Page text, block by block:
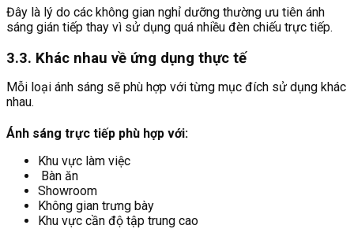
Đây là lý do các không gian nghỉ dưỡng thường ưu tiên ánh
sáng gián tiếp thay vì sử dụng quá nhiều đèn chiếu trực tiếp.
3.3. Khác nhau về ứng dụng thực tế
Mỗi loại ánh sáng sẽ phù hợp với từng mục đích sử dụng khác
nhau.
Ánh sáng trực tiếp phù hợp với:
Khu vực làm việc
Bàn ăn
Showroom
Không gian trưng bày
Khu vực cần độ tập trung cao